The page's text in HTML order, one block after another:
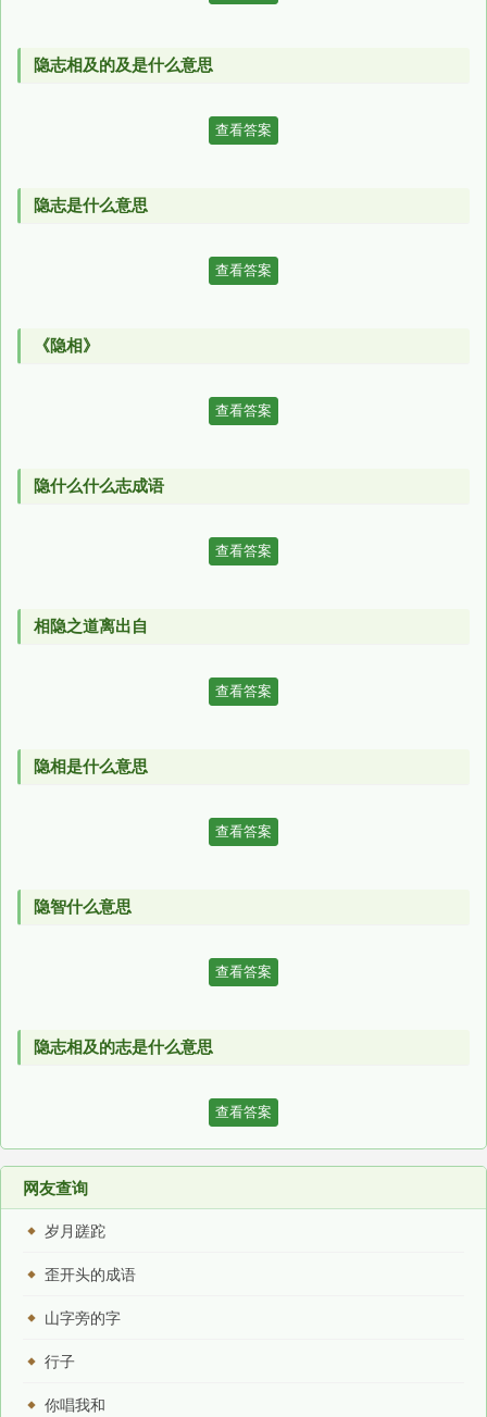
隐志相及的及是什么意思
查看答案
隐志是什么意思
查看答案
《隐相》
查看答案
隐什么什么志成语
查看答案
相隐之道离出自
查看答案
隐相是什么意思
查看答案
隐智什么意思
查看答案
隐志相及的志是什么意思
查看答案
网友查询
岁月蹉跎
歪开头的成语
山字旁的字
行子
你唱我和